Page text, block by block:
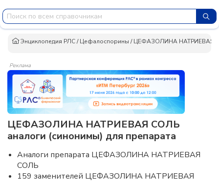
Энциклопедия РЛС/Цефалоспорины /ЦЕФАЗОЛИНА НАТРИЕВАЯ
Реклама
ЦЕФАЗОЛИНА НАТРИЕВАЯ СОЛЬ
аналоги (синонимы) для препарата
Аналоги препарата ЦЕФАЗОЛИНА НАТРИЕВАЯ
СОЛЬ
159 заменителей ЦЕФАЗОЛИНА НАТРИЕВАЯ